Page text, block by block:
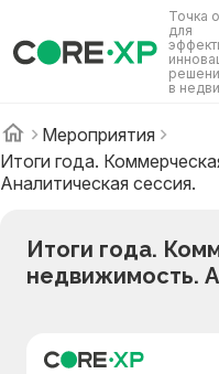
Точка
для
в
Мероприятия
Итоги года.
Аналитическая сессия.
Итоги года.
недвижимость.